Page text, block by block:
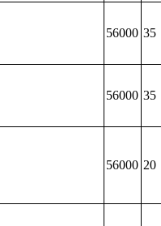
56000 35
56000 35
56000 20